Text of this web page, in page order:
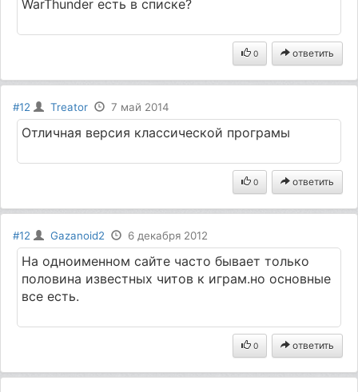
WarThunder есть в списке?
0 ответить
#12 Treator 7 май 2014
Отличная версия классической програмы
0 ответить
#12 Gazanoid2 6 декабря 2012
На одноименном сайте часто бывает только
половина известных читов к играм.но основные
все есть.
0 ответить